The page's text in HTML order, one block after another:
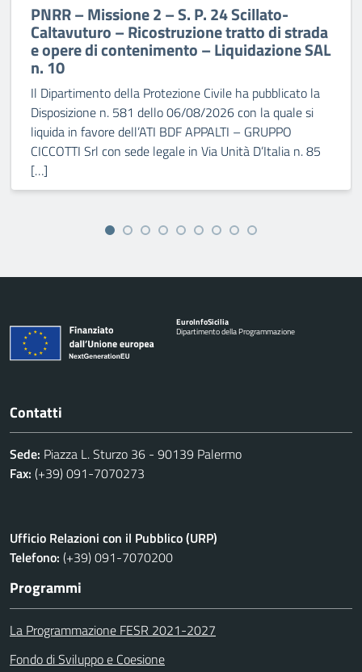
PNRR – Missione 2 – S. P. 24 Scillato-
Caltavuturo – Ricostruzione tratto di strada
e opere di contenimento – Liquidazione SAL
n. 10
Il Dipartimento della Protezione Civile ha pubblicato la
Disposizione n. 581 dello 06/08/2026 con la quale si
liquida in favore dell’ATI BDF APPALTI – GRUPPO
CICCOTTI Srl con sede legale in Via Unità D’Italia n. 85
[…]
EuroInfoSicilia
Dipartimento della Programmazione
Contatti
Sede: Piazza L. Sturzo 36 - 90139 Palermo
Fax: (+39) 091-7070273
Ufficio Relazioni con il Pubblico (URP)
Telefono: (+39) 091-7070200
Programmi
La Programmazione FESR 2021-2027
Fondo di Sviluppo e Coesione